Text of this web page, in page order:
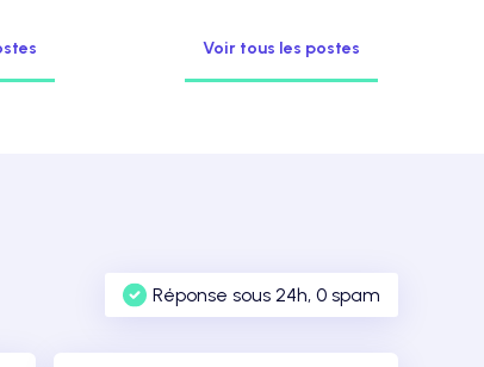
Voir tous les postes
Réponse sous 24h, 0 spam